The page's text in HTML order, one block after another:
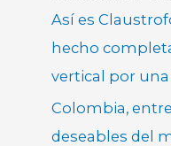
Así es
hecho
vertical por
Colombia,
deseables del